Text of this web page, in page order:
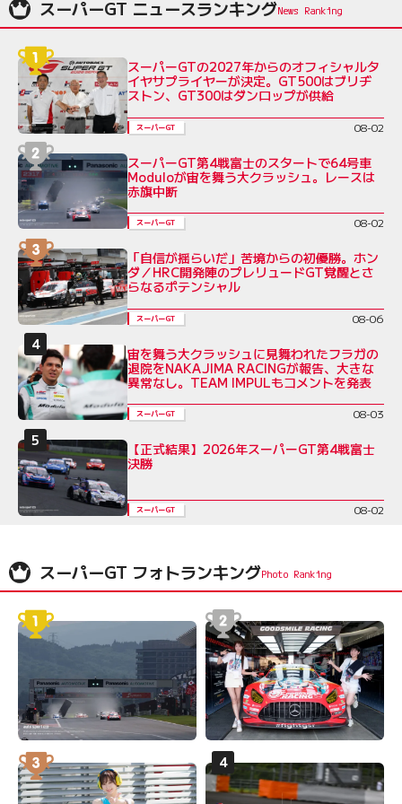
スーパーGT ニュースランキング
スーパーGTの2027年からのオフィシャルタ
イヤサプライヤーが決定。GT500はブリヂ
ストン、GT300はダンロップが供給
スーパーGT 08-02
スーパーGT第4戦富士のスタートで64号車
Moduloが宙を舞う大クラッシュ。レースは
赤旗中断
スーパーGT 08-02
「自信が揺らいだ」苦境からの初優勝。ホン
ダ／HRC開発陣のプレリュードGT覚醒とさ
らなるポテンシャル
スーパーGT 08-06
宙を舞う大クラッシュに見舞われたフラガの
退院をNAKAJIMA RACINGが報告、大きな
異常なし。TEAM IMPULもコメントを発表
スーパーGT 08-03
【正式結果】2026年スーパーGT第4戦富士
決勝
スーパーGT 08-02
スーパーGT フォトランキング